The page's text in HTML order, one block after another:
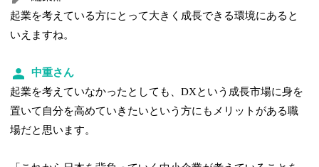
起業を考えている方にとって大きく成長できる環境にあると
いえますね。
中重さん
起業を考えていなかったとしても、DXという成長市場に身を
置いて自分を高めていきたいという方にもメリットがある職
場だと思います。